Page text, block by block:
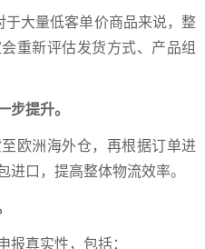
大量低客单价商品来说，整
重新评估发货方式、产品组
提升。
欧洲海外仓，再根据订单进
口，提高整体物流效率。
报真实性，包括：